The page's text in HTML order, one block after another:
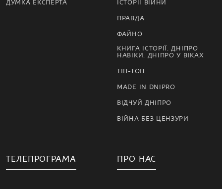
ДУМКА ЕКСПЕРТА ІСТОРІЇ ВІЙНИ
ПРАВДА
ФАЙНО
КНИГА ІСТОРІЇ. ДНІПРО
НАВІКИ. ДНІПРО У ВІКАХ
ТІП-ТОП
MADE IN DNIPRO
ВІДЧУЙ ДНІПРО
ВІЙНА БЕЗ ЦЕНЗУРИ
ТЕЛЕПРОГРАМА ПРО НАС